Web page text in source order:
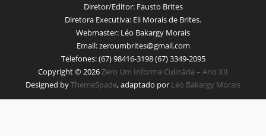
Diretor/Editor:Fausto Brites
Diretora Executiva: Eli Morais de Brites.
Webmaster: Léo Bakargy Morais
Email:zeroumbrites@gmail.com
Telefones:(67) 98416-3198 (67) 3349-2095
Copyright © 2026 Zero Um Informa Culinária – Ano XII
Designed byThemeSpade, adaptado por Léo Bakargy Morais